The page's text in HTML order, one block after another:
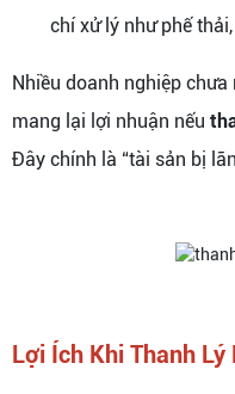
chí xử lý như phế
Nhiều doanh nghiệp chưa
mang lại lợi nhuận nếu
Đây chính là “tài sản bị
Lợi Ích Khi Thanh